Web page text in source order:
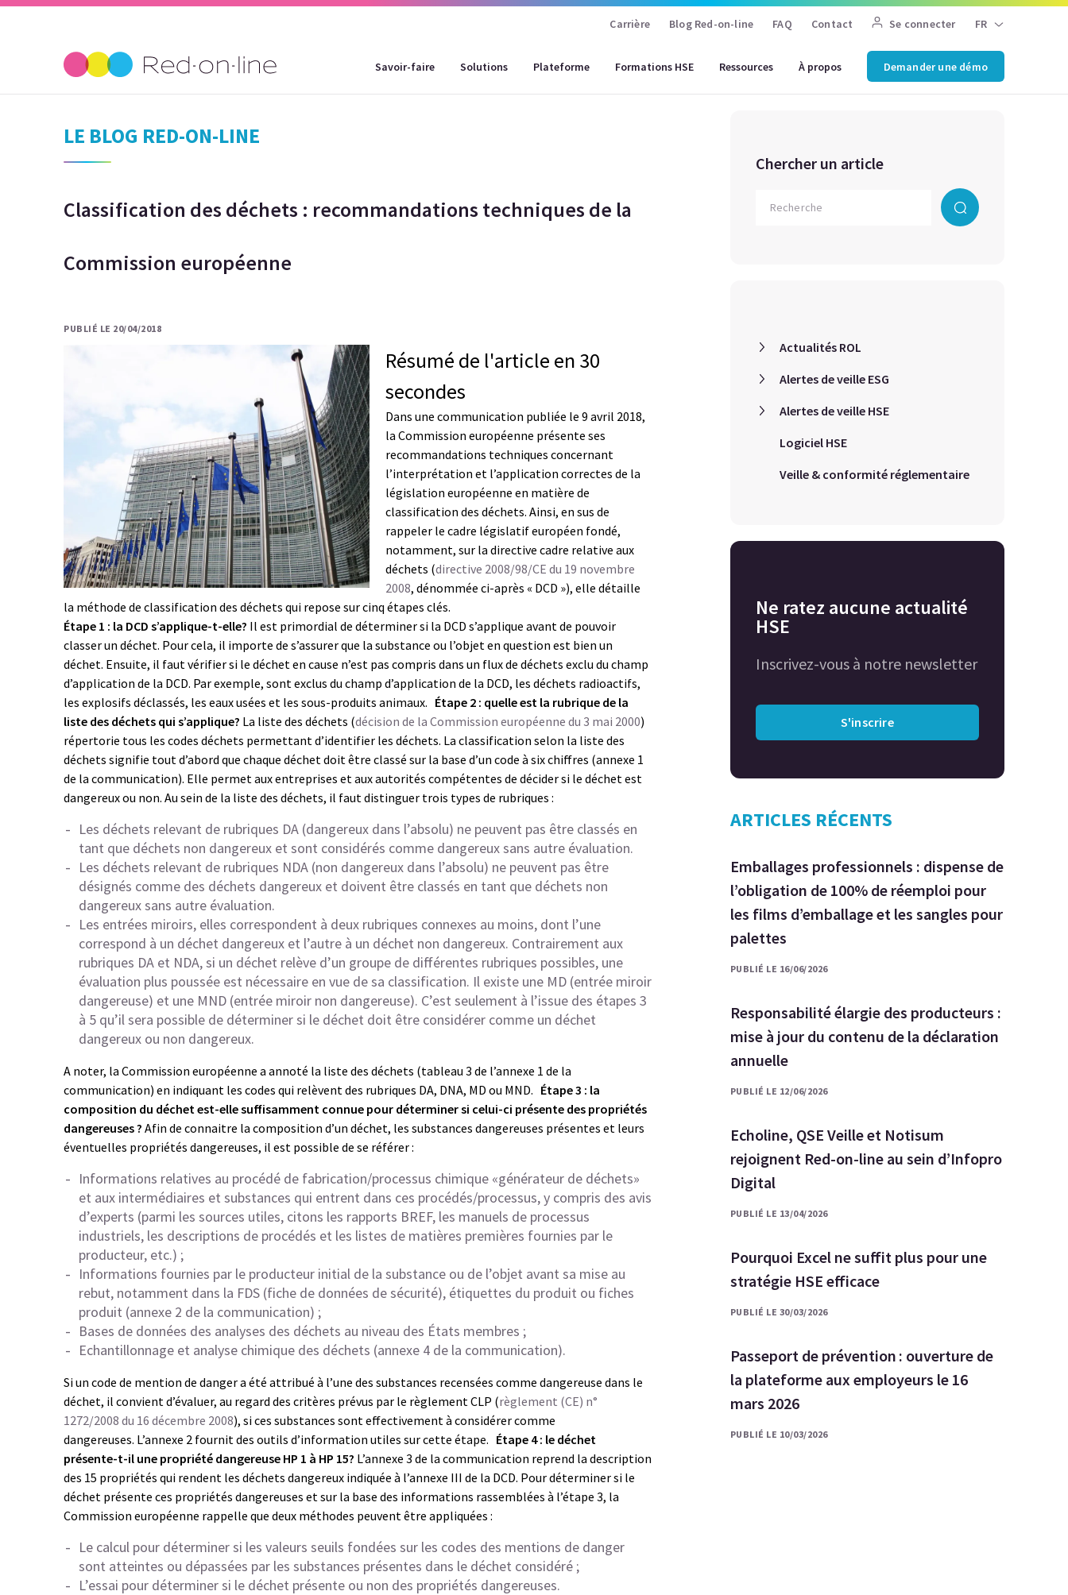
Carrière Blog Red-on-line FAQ Contact Se connecter FR
Savoir-faire Solutions Plateforme Formations HSE Ressources À propos Demander une démo
LE BLOG RED-ON-LINE
Classification des déchets : recommandations techniques de la
Commission européenne
PUBLIÉ LE 20/04/2018
Résumé de l'article en 30
secondes
Dans une communication publiée le 9 avril 2018,
la Commission européenne présente ses
recommandations techniques concernant
l’interprétation et l’application correctes de la
législation européenne en matière de
classification des déchets. Ainsi, en sus de
rappeler le cadre législatif européen fondé,
notamment, sur la directive cadre relative aux
déchets (directive 2008/98/CE du 19 novembre
2008, dénommée ci-après « DCD »), elle détaille
la méthode de classification des déchets qui repose sur cinq étapes clés.
Étape 1 : la DCD s’applique-t-elle? Il est primordial de déterminer si la DCD s’applique avant de pouvoir
classer un déchet. Pour cela, il importe de s’assurer que la substance ou l’objet en question est bien un
déchet. Ensuite, il faut vérifier si le déchet en cause n’est pas compris dans un flux de déchets exclu du champ
d’application de la DCD. Par exemple, sont exclus du champ d’application de la DCD, les déchets radioactifs,
les explosifs déclassés, les eaux usées et les sous-produits animaux. Étape 2 : quelle est la rubrique de la
liste des déchets qui s’applique? La liste des déchets (décision de la Commission européenne du 3 mai 2000)
répertorie tous les codes déchets permettant d’identifier les déchets. La classification selon la liste des
déchets signifie tout d’abord que chaque déchet doit être classé sur la base d’un code à six chiffres (annexe 1
de la communication). Elle permet aux entreprises et aux autorités compétentes de décider si le déchet est
dangereux ou non. Au sein de la liste des déchets, il faut distinguer trois types de rubriques :
Les déchets relevant de rubriques DA (dangereux dans l’absolu) ne peuvent pas être classés en
tant que déchets non dangereux et sont considérés comme dangereux sans autre évaluation.
Les déchets relevant de rubriques NDA (non dangereux dans l’absolu) ne peuvent pas être
désignés comme des déchets dangereux et doivent être classés en tant que déchets non
dangereux sans autre évaluation.
Les entrées miroirs, elles correspondent à deux rubriques connexes au moins, dont l’une
correspond à un déchet dangereux et l’autre à un déchet non dangereux. Contrairement aux
rubriques DA et NDA, si un déchet relève d’un groupe de différentes rubriques possibles, une
évaluation plus poussée est nécessaire en vue de sa classification. Il existe une MD (entrée miroir
dangereuse) et une MND (entrée miroir non dangereuse). C’est seulement à l’issue des étapes 3
à 5 qu’il sera possible de déterminer si le déchet doit être considérer comme un déchet
dangereux ou non dangereux.
A noter, la Commission européenne a annoté la liste des déchets (tableau 3 de l’annexe 1 de la
communication) en indiquant les codes qui relèvent des rubriques DA, DNA, MD ou MND. Étape 3 : la
composition du déchet est-elle suffisamment connue pour déterminer si celui-ci présente des propriétés
dangereuses ? Afin de connaitre la composition d’un déchet, les substances dangereuses présentes et leurs
éventuelles propriétés dangereuses, il est possible de se référer :
Informations relatives au procédé de fabrication/processus chimique «générateur de déchets»
et aux intermédiaires et substances qui entrent dans ces procédés/processus, y compris des avis
d’experts (parmi les sources utiles, citons les rapports BREF, les manuels de processus
industriels, les descriptions de procédés et les listes de matières premières fournies par le
producteur, etc.) ;
Informations fournies par le producteur initial de la substance ou de l’objet avant sa mise au
rebut, notamment dans la FDS (fiche de données de sécurité), étiquettes du produit ou fiches
produit (annexe 2 de la communication) ;
Bases de données des analyses des déchets au niveau des États membres ;
Echantillonnage et analyse chimique des déchets (annexe 4 de la communication).
Si un code de mention de danger a été attribué à l’une des substances recensées comme dangereuse dans le
déchet, il convient d’évaluer, au regard des critères prévus par le règlement CLP (règlement (CE) n°
1272/2008 du 16 décembre 2008), si ces substances sont effectivement à considérer comme
dangereuses. L’annexe 2 fournit des outils d’information utiles sur cette étape. Étape 4 : le déchet
présente-t-il une propriété dangereuse HP 1 à HP 15? L’annexe 3 de la communication reprend la description
des 15 propriétés qui rendent les déchets dangereux indiquée à l’annexe III de la DCD. Pour déterminer si le
déchet présente ces propriétés dangereuses et sur la base des informations rassemblées à l’étape 3, la
Commission européenne rappelle que deux méthodes peuvent être appliquées :
Le calcul pour déterminer si les valeurs seuils fondées sur les codes des mentions de danger
sont atteintes ou dépassées par les substances présentes dans le déchet considéré ;
L’essai pour déterminer si le déchet présente ou non des propriétés dangereuses.
Chercher un article
Actualités ROL
Alertes de veille ESG
Alertes de veille HSE
Logiciel HSE
Veille & conformité réglementaire
Ne ratez aucune actualité
HSE
Inscrivez-vous à notre newsletter
S'inscrire
ARTICLES RÉCENTS
Emballages professionnels : dispense de
l’obligation de 100% de réemploi pour
les films d’emballage et les sangles pour
palettes
PUBLIÉ LE 16/06/2026
Responsabilité élargie des producteurs :
mise à jour du contenu de la déclaration
annuelle
PUBLIÉ LE 12/06/2026
Echoline, QSE Veille et Notisum
rejoignent Red-on-line au sein d’Infopro
Digital
PUBLIÉ LE 13/04/2026
Pourquoi Excel ne suffit plus pour une
stratégie HSE efficace
PUBLIÉ LE 30/03/2026
Passeport de prévention : ouverture de
la plateforme aux employeurs le 16
mars 2026
PUBLIÉ LE 10/03/2026